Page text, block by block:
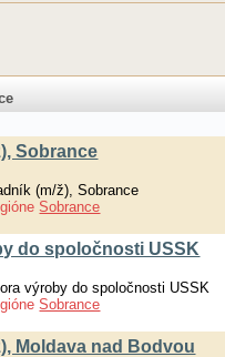
Sobrance
(m/ž), Sobrance
Sobrance
do spoločnosti USSK
výroby do spoločnosti USSK
Sobrance
Moldava nad Bodvou